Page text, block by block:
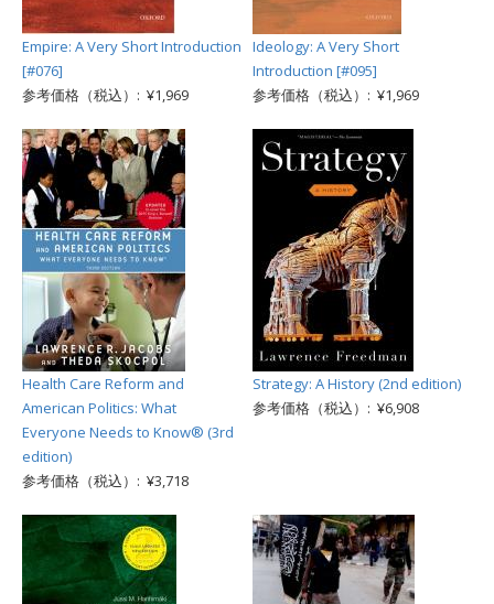
Empire: A Very Short Introduction
[#076]
参考価格（税込）: ¥1,969
Ideology: A Very Short
Introduction [#095]
参考価格（税込）: ¥1,969
Health Care Reform and
American Politics: What
Everyone Needs to Know® (3rd
edition)
参考価格（税込）: ¥3,718
Strategy: A History (2nd edition)
参考価格（税込）: ¥6,908